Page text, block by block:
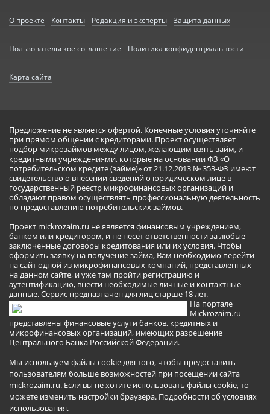
О проекте Контакты Редакция и эксперты Защита данных
Пользовательское соглашение Политика конфиденциальности
Карта сайта
Предложение не является офертой. Конечные условия уточняйте
при прямом общении с кредиторами. Проект осуществляет
подбор микрозаймов между лицом, желающим взять займ, и
кредитными учреждениями, которые на основании ФЗ «О
потребительском кредите (займе)» от 21.12.2013 № 353-ФЗ имеют
свидетельство о внесении сведений о юридическом лице в
государственный реестр микрофинансовых организаций и
обладают правом осуществлять профессиональную деятельность
по предоставлению потребительских займов.
Проект mickrozaim.ru не является финансовым учреждением,
банком или кредитором, и не несёт ответственности за любые
заключенные договоры кредитования или их условия. Чтобы
оформить заявку на получение займа, Вам необходимо перейти
на сайт одной из микрофинансовых компаний, представленных
на данном сайте, и уже там пройти регистрацию и
аутентификацию, внести необходимые личные и контактные
данные. Сервис предназначен для лиц старше 18 лет.
На портале
Mickrozaim.ru
представлены финансовые услуги банков, кредитных и
микрофинансовых организаций, имеющих разрешение
Центрального Банка Российской Федерации.
Мы используем файлы cookie для того, чтобы предоставить
пользователям больше возможностей при посещении сайта
mickrozaim.ru. Если вы не хотите использовать файлы cookie, то
можете изменить настройки браузера. Подробности об условиях
использования.